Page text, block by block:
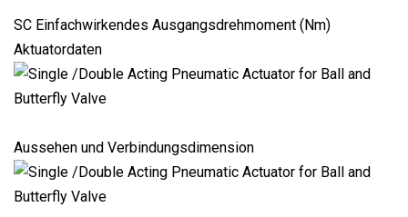
SC Einfachwirkendes Ausgangsdrehmoment (Nm)
Aktuatordaten
Aussehen und Verbindungsdimension